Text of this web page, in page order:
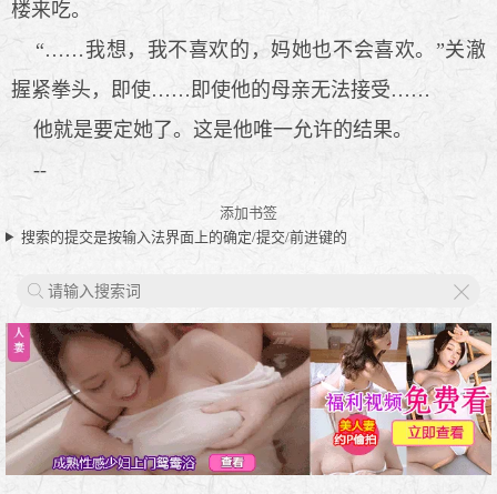
楼来吃。
“……我想，我不喜欢的，妈她也不会喜欢。”关澈
握紧拳头，即使……即使他的母亲无法接受……
他就是要定她了。这是他唯一允许的结果。
--
添加书签
搜索的提交是按输入法界面上的确定/提交/前进键的